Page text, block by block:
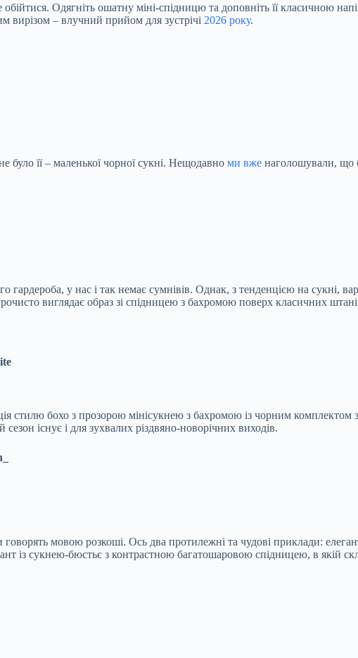
обійтися. Одягніть ошатну міні-спідницю та доповніть її класичною
вирізом – влучний прийом для зустрічі 2026 року.
було її – маленької чорної сукні. Нещодавно ми вже наголошували, що
у нас і так немає сумнівів. Однак, з тенденцією на сукні,
виглядає образ зі спідницею з бахромою поверх класичних
стилю бохо з прозорою мінісукнею з бахромою із чорним
існує і для зухвалих різдвяно-новорічних виходів.
говорять мовою розкоші. Ось два протилежні та чудові приклади:
із сукнею-бюстьє з контрастною багатошаровою спідницею, в якій